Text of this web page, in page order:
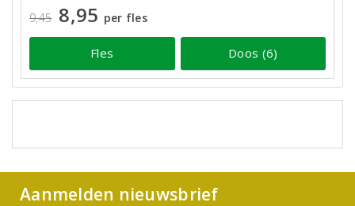
9,45 8,95 per fles
Fles Doos (6)
Aanmelden nieuwsbrief